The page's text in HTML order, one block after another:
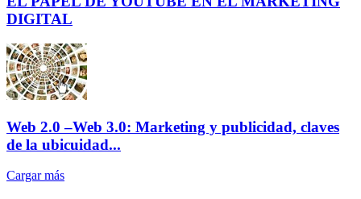
DIGITAL
Web 2.0 –Web 3.0: Marketing y publicidad, claves
de la ubicuidad...
Cargar más